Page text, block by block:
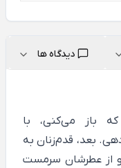
دیدگاه ها
باز می‌کنی، با
بعد، قدم‌زنان به
از عطرشان سرمست